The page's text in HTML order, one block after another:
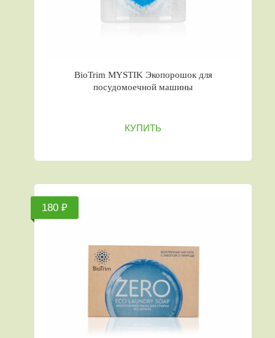
BioTrim MYSTIK Экопорошок для
посудомоечной машины
КУПИТЬ
180 ₽